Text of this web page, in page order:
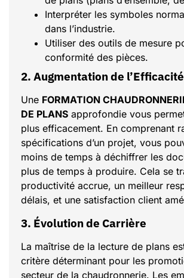
Interpréter les symboles
dans l’industrie.
Utiliser des outils de mesure
conformité des pièces.
2. Augmentation de l’Efficacité
Une FORMATION
DE PLANS approfondie vous
plus efficacement. En comprenant
spécifications d’un projet, vous
moins de temps à déchiffrer les
plus de temps à produire. Cela se
productivité accrue, un meilleur
délais, et une satisfaction client
3. Évolution de Carrière
La maîtrise de la lecture de plans
critère déterminant pour les
secteur de la chaudronnerie. Les